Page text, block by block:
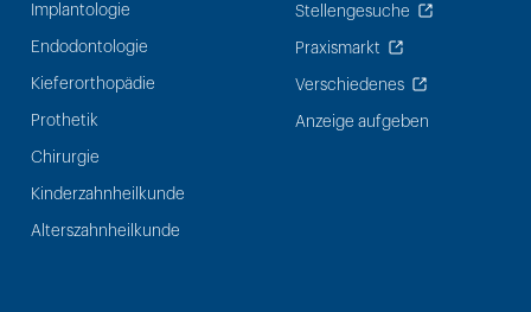
Implantologie
Endodontologie
Kieferorthopädie
Prothetik
Chirurgie
Kinderzahnheilkunde
Alterszahnheilkunde
Stellengesuche
Praxismarkt
Verschiedenes
Anzeige aufgeben